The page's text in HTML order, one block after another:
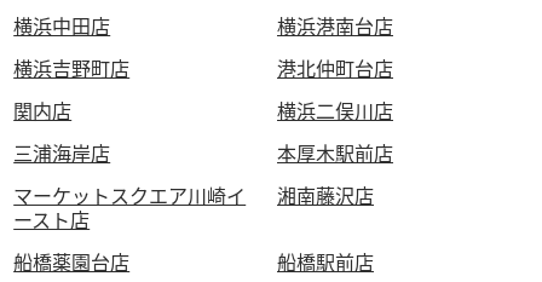
横浜中田店
横浜港南台店
横浜吉野町店
港北仲町台店
関内店
横浜二俣川店
三浦海岸店
本厚木駅前店
マーケットスクエア川崎イ
ースト店
湘南藤沢店
船橋薬園台店
船橋駅前店